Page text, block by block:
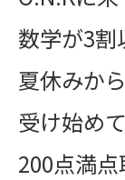
数学が3
夏休みか
受け始め
200点満